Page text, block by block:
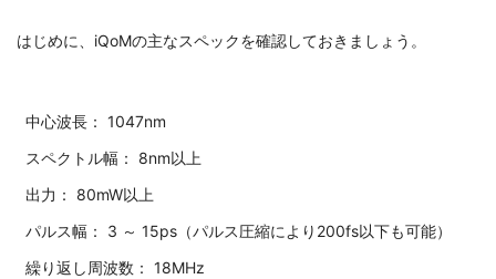
はじめに、iQoMの主なスペックを確認しておきましょう。
中心波長： 1047nm
スペクトル幅：
8nm以上
出力：
80mW以上
パルス幅：
3 ～ 15ps（パルス圧縮により200fs以下も可能）
繰り返し周波数： 18MHz